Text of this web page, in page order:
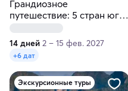
Грандиозное
путешествие: 5 стран юго-
14 дней 2 – 15 фев. 2027
+6 дат
Экскурсионные туры